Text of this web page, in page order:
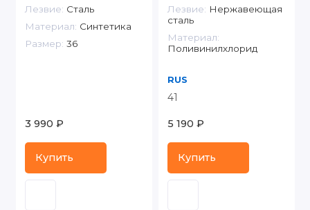
Лезвие: Сталь
Материал: Синтетика
Размер: 36
3 990 ₽
Купить
Лезвие: Нержавеющая
сталь
Материал:
Поливинилхлорид
RUS
41
5 190 ₽
Купить